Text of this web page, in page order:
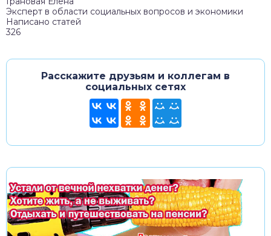
Эксперт в области социальных вопросов и экономики
Написано статей
326
Расскажите друзьям и коллегам в
социальных сетях